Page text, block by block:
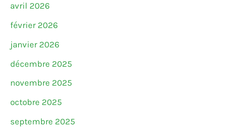
avril 2026
février 2026
janvier 2026
décembre 2025
novembre 2025
octobre 2025
septembre 2025